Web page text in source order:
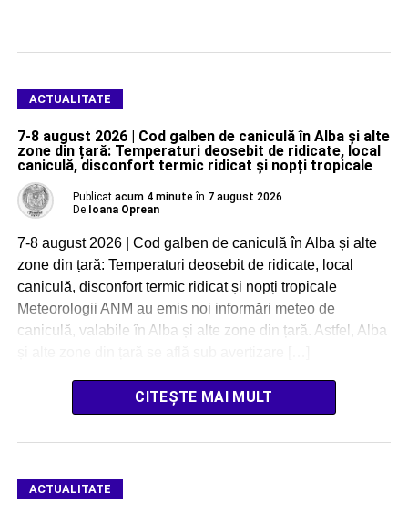
ACTUALITATE
7-8 august 2026 | Cod galben de caniculă în Alba și alte
zone din țară: Temperaturi deosebit de ridicate, local
caniculă, disconfort termic ridicat și nopți tropicale
Publicat acum 4 minute în 7 august 2026
De Ioana Oprean
7-8 august 2026 | Cod galben de caniculă în Alba și alte
zone din țară: Temperaturi deosebit de ridicate, local
caniculă, disconfort termic ridicat și nopți tropicale
Meteorologii ANM au emis noi informări meteo de
caniculă, valabile în Alba și alte zone din țară. Astfel, Alba
CITEȘTE MAI MULT
ACTUALITATE